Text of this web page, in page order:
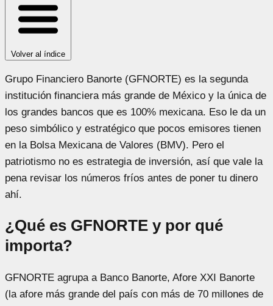
Volver al índice
Grupo Financiero Banorte (GFNORTE) es la segunda
institución financiera más grande de México y la única de
los grandes bancos que es 100% mexicana. Eso le da un
peso simbólico y estratégico que pocos emisores tienen
en la Bolsa Mexicana de Valores (BMV). Pero el
patriotismo no es estrategia de inversión, así que vale la
pena revisar los números fríos antes de poner tu dinero
ahí.
¿Qué es GFNORTE y por qué
importa?
GFNORTE agrupa a Banco Banorte, Afore XXI Banorte
(la afore más grande del país con más de 70 millones de